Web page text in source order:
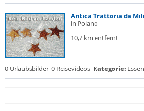
Antica Trattoria da
in Poiano
10,7 km entfernt
0 Urlaubsbilder 0 Reisevideos Kategorie: